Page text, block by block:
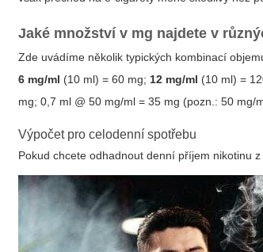
Jaké množství v mg najdete v
Zde uvádíme několik typických kombinací
6 mg/ml (10 ml) = 60 mg; 12 mg/ml (10 ml) =
mg; 0,7 ml @ 50 mg/ml = 35 mg (pozn.: 50 mg/
Výpočet pro celodenní spotřebu
Pokud chcete odhadnout denní příjem nikotinu